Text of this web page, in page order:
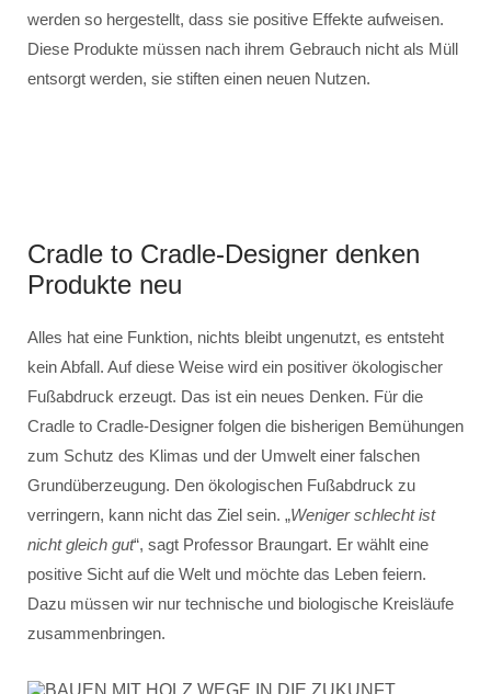
werden so hergestellt, dass sie positive Effekte aufweisen.
Diese Produkte müssen nach ihrem Gebrauch nicht als Müll
entsorgt werden, sie stiften einen neuen Nutzen.
Cradle to Cradle-Designer denken
Produkte neu
Alles hat eine Funktion, nichts bleibt ungenutzt, es entsteht
kein Abfall. Auf diese Weise wird ein positiver ökologischer
Fußabdruck erzeugt. Das ist ein neues Denken. Für die
Cradle to Cradle-Designer folgen die bisherigen Bemühungen
zum Schutz des Klimas und der Umwelt einer falschen
Grundüberzeugung. Den ökologischen Fußabdruck zu
verringern, kann nicht das Ziel sein. „Weniger schlecht ist
nicht gleich gut“, sagt Professor Braungart. Er wählt eine
positive Sicht auf die Welt und möchte das Leben feiern.
Dazu müssen wir nur technische und biologische Kreisläufe
zusammenbringen.